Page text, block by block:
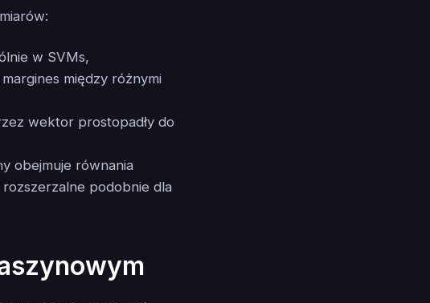
w SVMs,
między różnymi
wektor prostopadły do
obejmuje równania
podobnie dla